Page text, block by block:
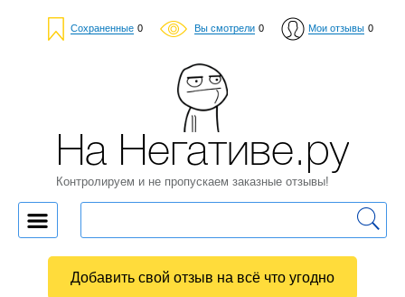
Сохраненные 0 Вы смотрели 0 Мои отзывы 0
На Негативе.ру
Контролируем и не пропускаем заказные отзывы!
Добавить свой отзыв на всё что угодно